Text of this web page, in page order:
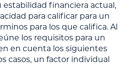
estabilidad financiera actual,
para calificar para un
para los que califica. Al
los requisitos para un
en cuenta los siguientes
casos, un factor individual